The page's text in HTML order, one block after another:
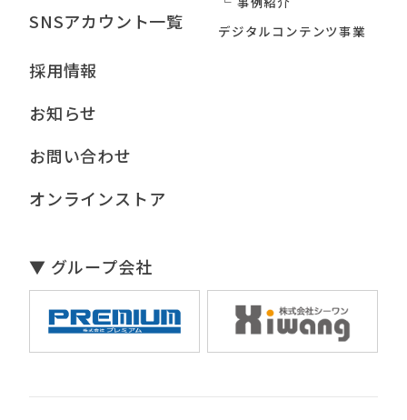
SNSアカウント一覧
デジタルコンテンツ事業
採用情報
お知らせ
お問い合わせ
オンラインストア
▼ グループ会社